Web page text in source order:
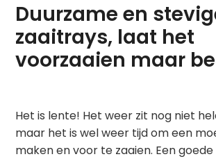
Duurzame en
zaaitrays, laat het
voorzaaien maar
Het is lente! Het weer zit nog niet
maar het is wel weer tijd om een
maken en voor te zaaien. Een